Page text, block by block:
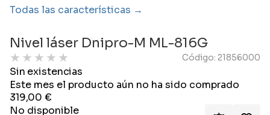
Todas las características
Nivel láser Dnipro-M ML-816G
★ ★ ★ ★ ★ Código: 21856000
Sin existencias
Este mes el producto aún no ha sido comprado
319,00€
No disponible